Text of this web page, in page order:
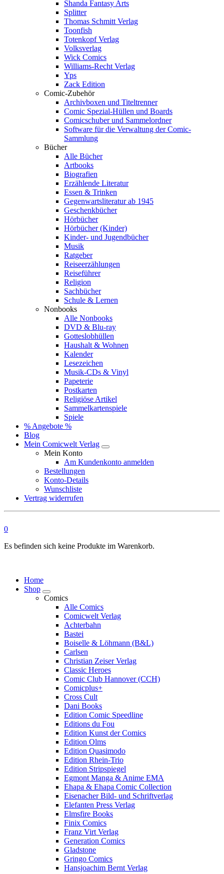
Shanda Fantasy Arts
Splitter
Thomas Schmitt Verlag
Toonfish
Totenkopf Verlag
Volksverlag
Wick Comics
Williams-Recht Verlag
Yps
Zack Edition
Comic-Zubehör
Archivboxen und Titeltrenner
Comic Spezial-Hüllen und Boards
Comicschuber und Sammelordner
Software für die Verwaltung der Comic-
Sammlung
Bücher
Alle Bücher
Artbooks
Biografien
Erzählende Literatur
Essen & Trinken
Gegenwartsliteratur ab 1945
Geschenkbücher
Hörbücher
Hörbücher (Kinder)
Kinder- und Jugendbücher
Musik
Ratgeber
Reiseerzählungen
Reiseführer
Religion
Sachbücher
Schule & Lernen
Nonbooks
Alle Nonbooks
DVD & Blu-ray
Gotteslobhüllen
Haushalt & Wohnen
Kalender
Lesezeichen
Musik-CDs & Vinyl
Papeterie
Postkarten
Religiöse Artikel
Sammelkartenspiele
Spiele
% Angebote %
Blog
Mein Comicwelt Verlag
Mein Konto
Am Kundenkonto anmelden
Bestellungen
Konto-Details
Wunschliste
Vertrag widerrufen
0
Es befinden sich keine Produkte im Warenkorb.
Home
Shop
Comics
Alle Comics
Comicwelt Verlag
Achterbahn
Bastei
Boiselle & Löhmann (B&L)
Carlsen
Christian Zeiser Verlag
Classic Heroes
Comic Club Hannover (CCH)
Comicplus+
Cross Cult
Dani Books
Edition Comic Speedline
Editions du Fou
Edition Kunst der Comics
Edition Olms
Edition Quasimodo
Edition Rhein-Trio
Edition Stripspiegel
Egmont Manga & Anime EMA
Ehapa & Ehapa Comic Collection
Eisenacher Bild- und Schriftverlag
Elefanten Press Verlag
Elmsfire Books
Finix Comics
Franz Virt Verlag
Generation Comics
Gladstone
Gringo Comics
Hansjoachim Bernt Verlag